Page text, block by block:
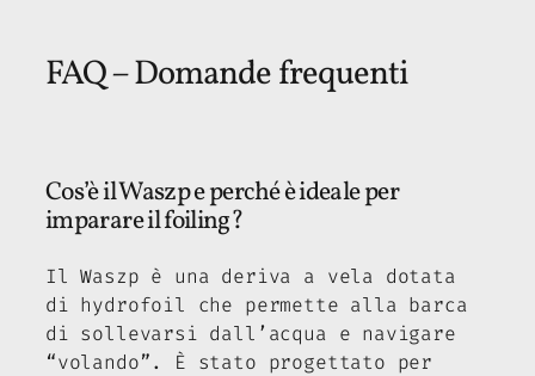
FAQ – Domande frequenti
Cos’è il Waszp e perché è ideale per
imparare il foiling?
Il Waszp è una deriva a vela dotata
di hydrofoil che permette alla barca
di sollevarsi dall’acqua e navigare
“volando”. È stato progettato per